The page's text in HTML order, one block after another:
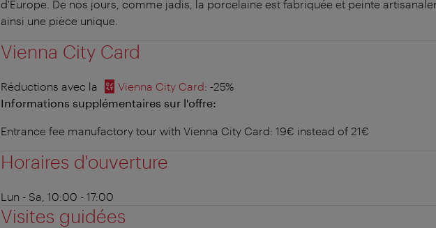
d'Europe. De nos jours, comme jadis, la porcelaine est fabriquée et peinte
ainsi une pièce unique.
Vienna City Card
Réductions avec la Vienna City Card: -25%
Informations supplémentaires sur l'offre:
Entrance fee manufactory tour with Vienna City Card: 19€ instead of 21€
Horaires d'ouverture
Lun - Sa, 10:00 - 17:00
Visites guidées